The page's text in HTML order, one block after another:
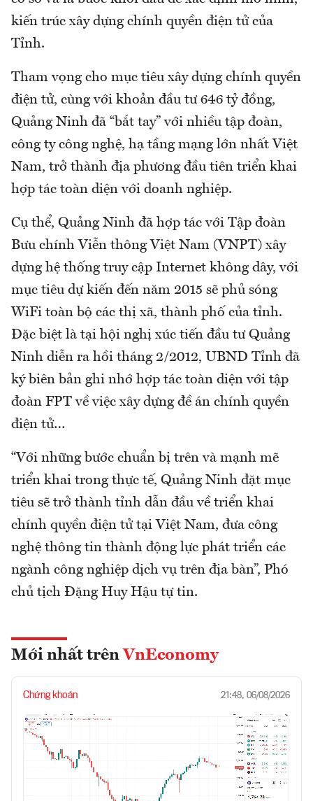
kiến trúc xây dựng chính quyền điện tử của
Tỉnh.
Tham vọng cho mục tiêu xây dựng chính quyền
điện tử, cùng với khoản đầu tư 646 tỷ đồng,
Quảng Ninh đã “bắt tay” với nhiều tập đoàn,
công ty công nghệ, hạ tầng mạng lớn nhất Việt
Nam, trở thành địa phương đầu tiên triển khai
hợp tác toàn diện với doanh nghiệp.
Cụ thể, Quảng Ninh đã hợp tác với Tập đoàn
Bưu chính Viễn thông Việt Nam (VNPT) xây
dựng hệ thống truy cập Internet không dây, với
mục tiêu dự kiến đến năm 2015 sẽ phủ sóng
WiFi toàn bộ các thị xã, thành phố của tỉnh.
Đặc biệt là tại hội nghị xúc tiến đầu tư Quảng
Ninh diễn ra hồi tháng 2/2012, UBND Tỉnh đã
ký biên bản ghi nhớ hợp tác toàn diện với tập
đoàn FPT về việc xây dựng đề án chính quyền
điện tử…
“Với những bước chuẩn bị trên và mạnh mẽ
triển khai trong thực tế, Quảng Ninh đặt mục
tiêu sẽ trở thành tỉnh dẫn đầu về triển khai
chính quyền điện tử tại Việt Nam, đưa công
nghệ thông tin thành động lực phát triển các
ngành công nghiệp dịch vụ trên địa bàn”, Phó
chủ tịch Đặng Huy Hậu tự tin.
Mới nhất trên VnEconomy
Chứng khoán 21:48, 06/08/2026